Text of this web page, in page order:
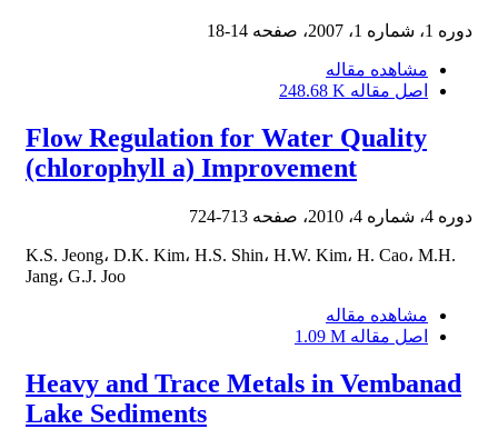
دوره 1، شماره 1، 2007، صفحه 14-18
مشاهده مقاله
اصل مقاله 248.68 K
Flow Regulation for Water Quality
(chlorophyll a) Improvement
دوره 4، شماره 4، 2010، صفحه 713-724
K.S. Jeong، D.K. Kim، H.S. Shin، H.W. Kim، H. Cao، M.H.
Jang، G.J. Joo
مشاهده مقاله
اصل مقاله 1.09 M
Heavy and Trace Metals in Vembanad
Lake Sediments